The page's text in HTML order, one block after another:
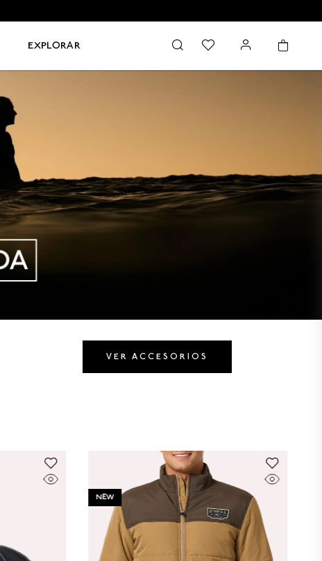
EXPLORAR
VER ACCESORIOS
NEW